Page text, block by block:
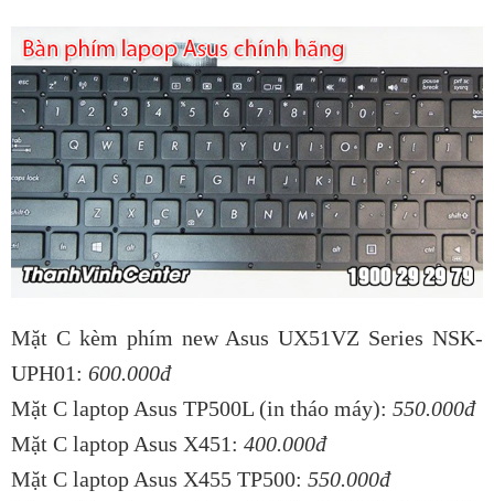
Mặt C kèm phím new Asus UX51VZ Series NSK-
UPH01: 600.000đ
Mặt C laptop Asus TP500L (in tháo máy): 550.000đ
Mặt C laptop Asus X451: 400.000đ
Mặt C laptop Asus X455 TP500: 550.000đ